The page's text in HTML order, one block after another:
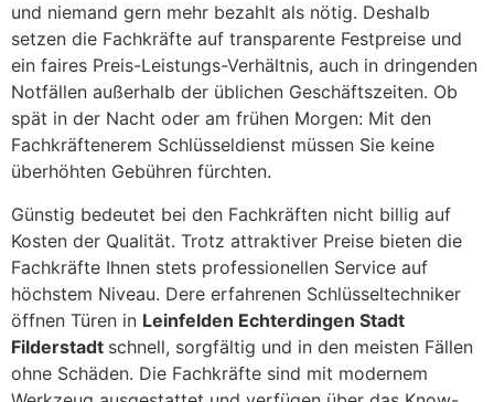
und niemand gern mehr bezahlt als nötig. Deshalb
setzen die Fachkräfte auf transparente Festpreise und
ein faires Preis-Leistungs-Verhältnis, auch in dringenden
Notfällen außerhalb der üblichen Geschäftszeiten. Ob
spät in der Nacht oder am frühen Morgen: Mit den
Fachkräftenerem Schlüsseldienst müssen Sie keine
überhöhten Gebühren fürchten.
Günstig bedeutet bei den Fachkräften nicht billig auf
Kosten der Qualität. Trotz attraktiver Preise bieten die
Fachkräfte Ihnen stets professionellen Service auf
höchstem Niveau. Dere erfahrenen Schlüsseltechniker
öffnen Türen in Leinfelden Echterdingen Stadt
Filderstadt schnell, sorgfältig und in den meisten Fällen
ohne Schäden. Die Fachkräfte sind mit modernem